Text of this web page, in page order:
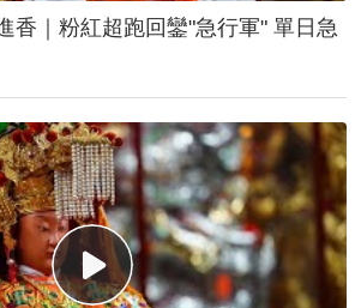
｜粉紅超跑回鑾"急行軍" 單日急